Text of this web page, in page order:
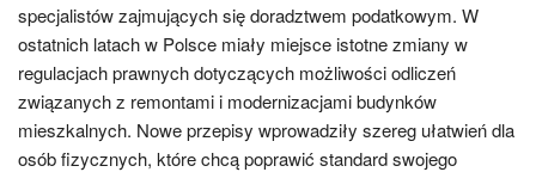
specjalistów zajmujących się doradztwem podatkowym. W
ostatnich latach w Polsce miały miejsce istotne zmiany w
regulacjach prawnych dotyczących możliwości odliczeń
związanych z remontami i modernizacjami budynków
mieszkalnych. Nowe przepisy wprowadziły szereg ułatwień dla
osób fizycznych, które chcą poprawić standard swojego